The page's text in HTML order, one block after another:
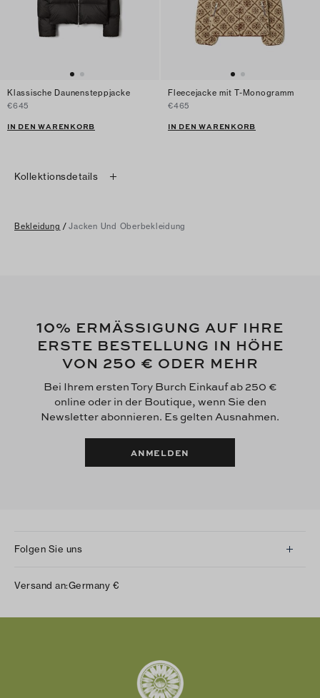
Klassische Daunensteppjacke
€645
IN DEN WARENKORB
Fleecejacke mit T-Monogramm
€465
IN DEN WARENKORB
Kollektionsdetails
Bekleidung / Jacken Und Oberbekleidung
10% ERMÄSSIGUNG AUF IHRE
ERSTE BESTELLUNG IN HÖHE
VON 250 € ODER MEHR
Bei Ihrem ersten Tory Burch Einkauf ab 250 €
online oder in der Boutique, wenn Sie den
Newsletter abonnieren. Es gelten Ausnahmen.
ANMELDEN
Folgen Sie uns
Twitter
Versand an:Germany €